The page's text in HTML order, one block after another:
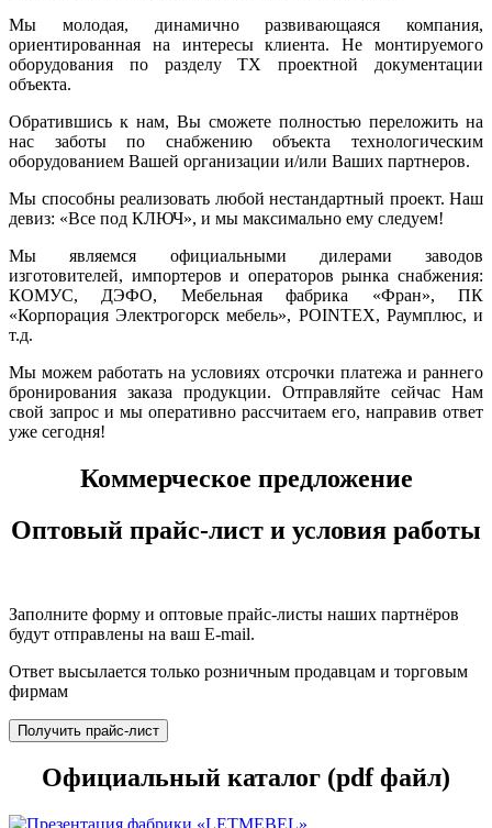
Мы молодая, динамично развивающаяся компания,
ориентированная на интересы клиента. Не монтируемого
оборудования по разделу ТХ проектной документации
объекта.
Обратившись к нам, Вы сможете полностью переложить на
нас заботы по снабжению объекта технологическим
оборудованием Вашей организации и/или Ваших партнеров.
Мы способны реализовать любой нестандартный проект. Наш
девиз: «Все под КЛЮЧ», и мы максимально ему следуем!
Мы являемся официальными дилерами заводов
изготовителей, импортеров и операторов рынка снабжения:
КОМУС, ДЭФО, Мебельная фабрика «Фран», ПК
«Корпорация Электрогорск мебель», POINTEX, Раумплюс, и
т.д.
Мы можем работать на условиях отсрочки платежа и раннего
бронирования заказа продукции. Отправляйте сейчас Нам
свой запрос и мы оперативно рассчитаем его, направив ответ
уже сегодня!
Коммерческое предложение
Оптовый прайс-лист и условия работы
Заполните форму и оптовые прайс-листы наших партнёров
будут отправлены на ваш E-mail.
Ответ высылается только розничным продавцам и торговым
фирмам
Получить прайс-лист
Официальный каталог (pdf файл)